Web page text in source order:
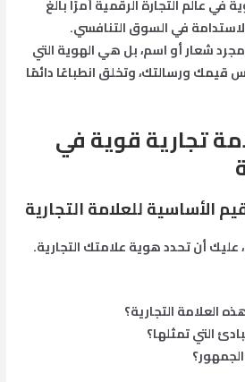
في عالم التجارة الرقمية أمرًا بالغ
في السوق التنافسي.
شعار أو اسم، بل هي الهوية التي
قيمك ورسالتك، وتخلق انطباعًا دائمًا
تجارية قوية في
أن تحدد هوية علامتك التجارية.
العلامة التجارية؟
التي تمثلها؟